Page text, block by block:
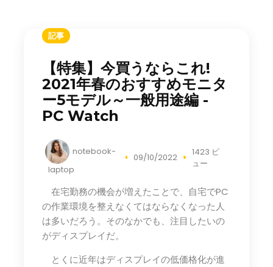
記事
【特集】今買うならこれ!
2021年春のおすすめモニタ
ー5モデル～一般用途編 -
PC Watch
notebook-
laptop
09/10/2022
1423 ビ
ュー
在宅勤務の機会が増えたことで、自宅でPC
の作業環境を整えなくてはならなくなった人
は多いだろう。そのなかでも、注目したいの
がディスプレイだ。
とくに近年はディスプレイの低価格化が進